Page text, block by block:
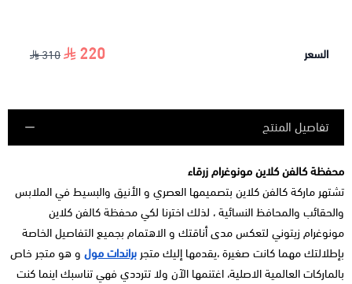
السعر 220
310
تفاصيل المنتج
محفظة كالفن كلاين مونوغرام زرقاء
تشتهر ماركة كالفن كلاين بتصميمها العصري و الأنيق والبسيط في الملابس
والحقائب والمحافظ النسائية ، لذلك اخترنا لكي محفظة كالفن كلاين
مونوغرام زيتوني لتعكس مدى أناقتك و الاهتمام بجميع التفاصيل الخاصة
بإطلالتك مهما كانت صغيرة ،يقدمها إليك متجر براندات مول و هو متجر خاص
بالماركات العالمية الاصلية، اغتنمها الآن ولا تترددي فهي تناسبك اينما كنت